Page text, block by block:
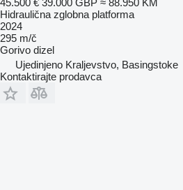
45.500 € 39.000 GBP ≈ 88.950 KM
Hidraulična zglobna platforma
2024
295 m/č
Gorivo dizel
Ujedinjeno Kraljevstvo, Basingstoke
Kontaktirajte prodavca